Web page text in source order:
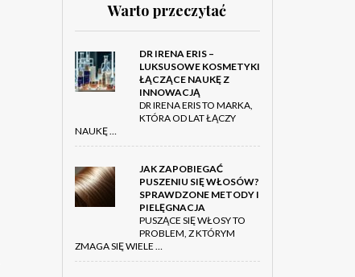
Warto przeczytać
DR IRENA ERIS –
LUKSUSOWE KOSMETYKI
ŁĄCZĄCE NAUKĘ Z
INNOWACJĄ
DR IRENA ERIS TO MARKA,
KTÓRA OD LAT ŁĄCZY
NAUKĘ …
JAK ZAPOBIEGAĆ
PUSZENIU SIĘ WŁOSÓW?
SPRAWDZONE METODY I
PIELĘGNACJA
PUSZĄCE SIĘ WŁOSY TO
PROBLEM, Z KTÓRYM
ZMAGA SIĘ WIELE …